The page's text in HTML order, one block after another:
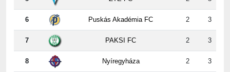
6 Puskás Akadémia FC 2 3
7 PAKSI FC 2 3
8 Nyíregyháza 2 3